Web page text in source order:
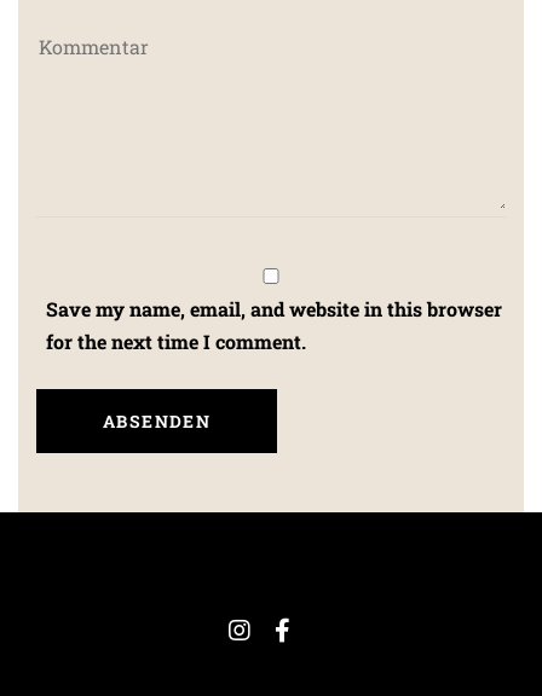
Save my name, email, and website in this browser
for the next time I comment.